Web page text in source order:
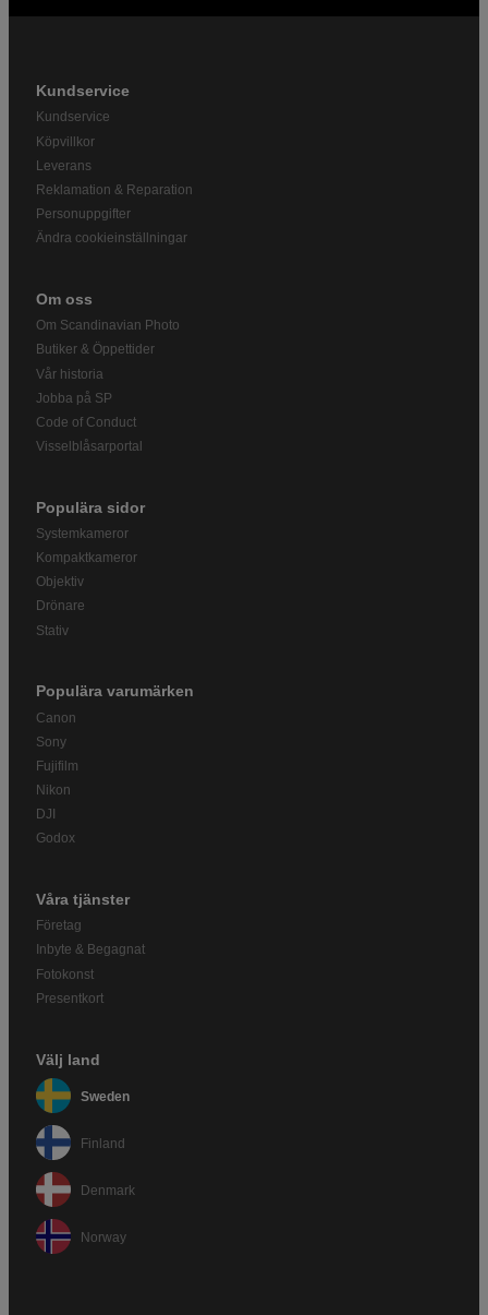
Kundservice
Kundservice
Köpvillkor
Leverans
Reklamation & Reparation
Personuppgifter
Ändra cookieinställningar
Om oss
Om Scandinavian Photo
Butiker & Öppettider
Vår historia
Jobba på SP
Code of Conduct
Visselblåsarportal
Populära sidor
Systemkameror
Kompaktkameror
Objektiv
Drönare
Stativ
Populära varumärken
Canon
Sony
Fujifilm
Nikon
DJI
Godox
Våra tjänster
Företag
Inbyte & Begagnat
Fotokonst
Presentkort
Välj land
Sweden
Finland
Denmark
Norway